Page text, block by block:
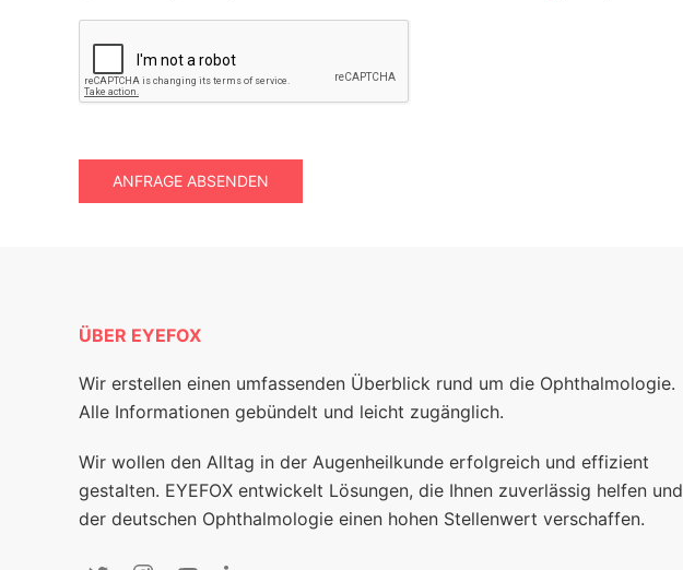
ANFRAGE ABSENDEN
ÜBER EYEFOX
Wir erstellen einen umfassenden Überblick rund um die Ophthalmologie.
Alle Informationen gebündelt und leicht zugänglich.
Wir wollen den Alltag in der Augenheilkunde erfolgreich und effizient
gestalten. EYEFOX entwickelt Lösungen, die Ihnen zuverlässig helfen und
der deutschen Ophthalmologie einen hohen Stellenwert verschaffen.